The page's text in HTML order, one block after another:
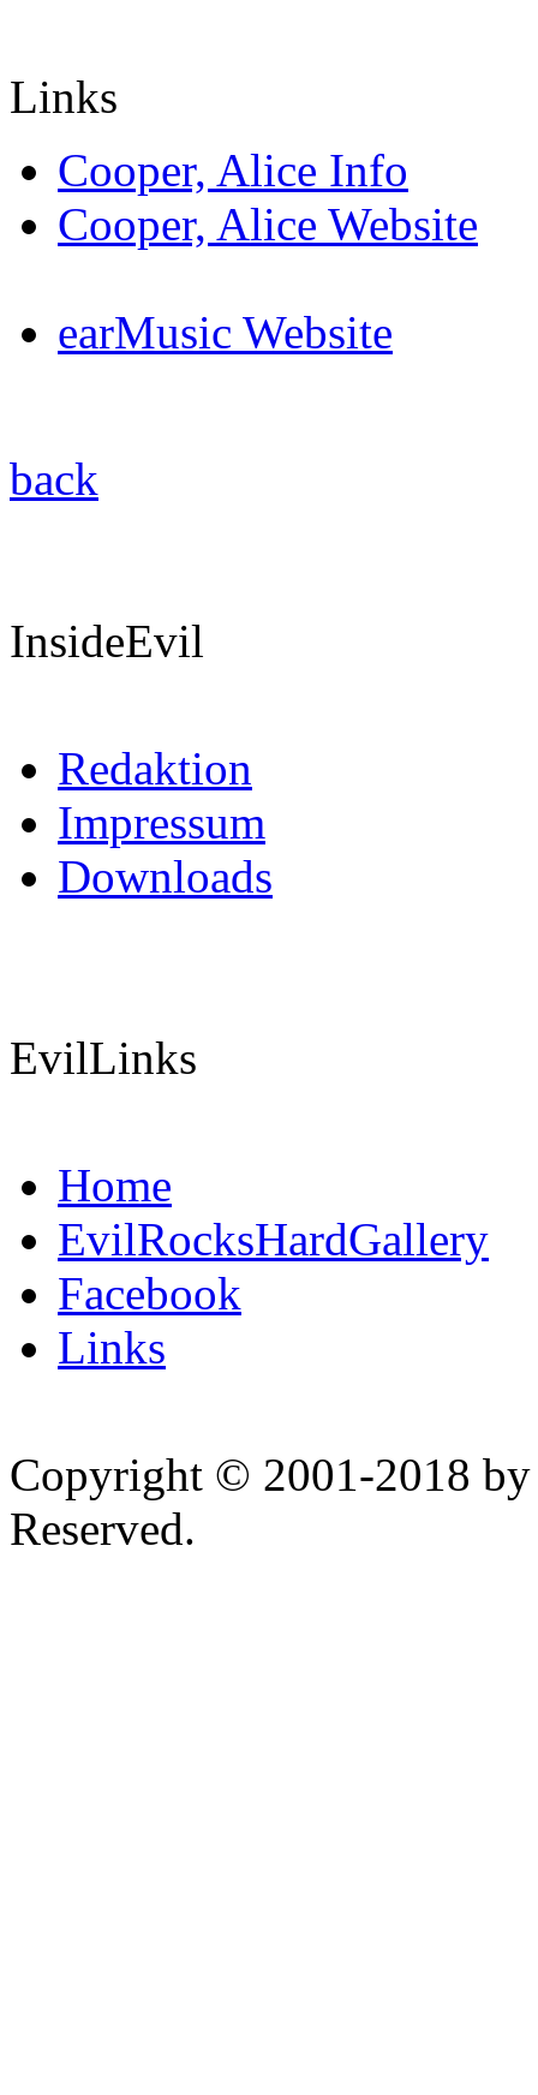
Links
Cooper, Alice Info
Cooper, Alice Website
earMusic Website
back
InsideEvil
Redaktion
Impressum
Downloads
EvilLinks
Home
EvilRocksHardGallery
Facebook
Links
Copyright © 2001-2018
Reserved.